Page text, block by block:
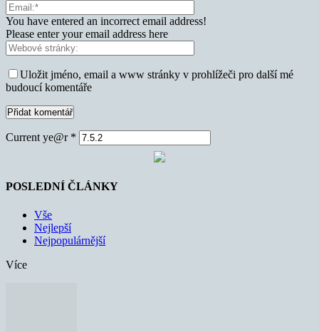
You have entered an incorrect email address!
Please enter your email address here
Uložit jméno, email a www stránky v prohlížeči pro další mé
budoucí komentáře
Current ye@r *
POSLEDNÍ ČLÁNKY
Vše
Nejlepší
Nejpopulárnější
Více